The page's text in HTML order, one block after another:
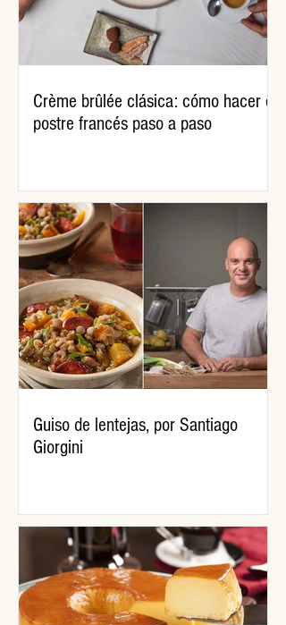
Crème brûlée clásica: cómo hacer el
postre francés paso a paso
Guiso de lentejas, por Santiago
Giorgini